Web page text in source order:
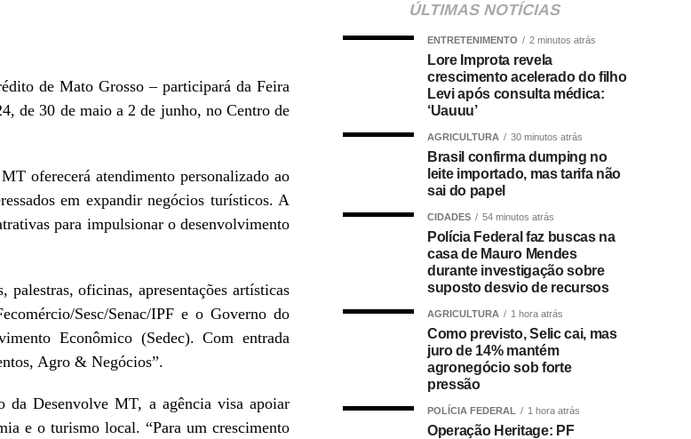
de Mato Grosso – participará da Feira
de 30 de maio a 2 de junho, no Centro de
oferecerá atendimento personalizado ao
em expandir negócios turísticos. A
para impulsionar o desenvolvimento
oficinas, apresentações artísticas
Sesc/Senac/IPF e o Governo do
Econômico (Sedec). Com entrada
Agro & Negócios”.
da Desenvolve MT, a agência visa apoiar
e o turismo local. “Para um crescimento
ÚLTIMAS NOTÍCIAS
ENTRETENIMENTO 2 minutos atrás
Lore Improta revela
crescimento acelerado do filho
Levi após consulta médica:
‘Uauuu’
AGRICULTURA 30 minutos atrás
Brasil confirma dumping no
leite importado, mas tarifa não
sai do papel
CIDADES 54 minutos atrás
Polícia Federal faz buscas na
casa de Mauro Mendes
durante investigação sobre
suposto desvio de recursos
AGRICULTURA 1 hora atrás
Como previsto, Selic cai, mas
juro de 14% mantém
agronegócio sob forte
pressão
POLÍCIA FEDERAL 1 hora atrás
Operação Heritage: PF